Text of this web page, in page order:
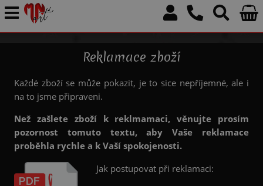
Reklamace zboží
Každé zboží se může pokazit, je to sice nepříjemné, ale i
na to jsme připraveni.
Než zašlete zboží k reklmamaci, věnujte prosím
pozornost tomuto textu, aby Vaše reklamace
proběhla rychle a k Vaší spokojenosti.
Jak postupovat při reklamaci: